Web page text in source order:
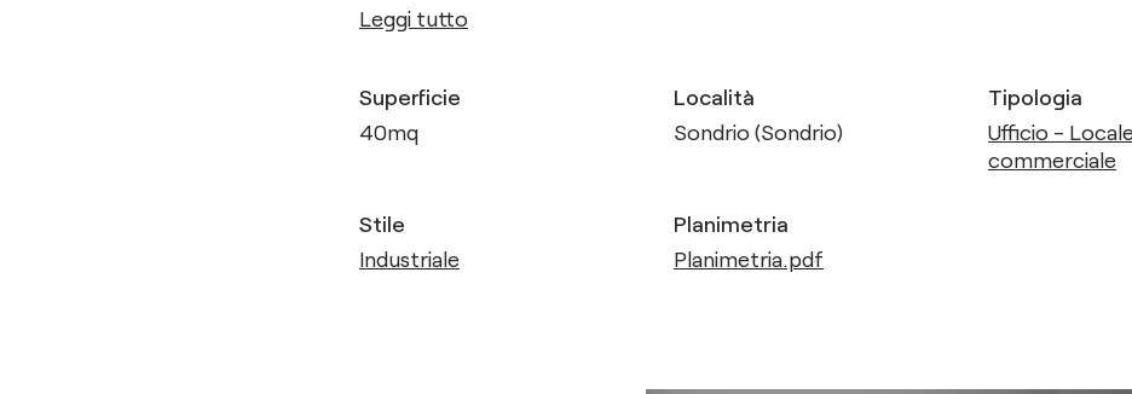
Leggi tutto
Superficie
40mq
Località
Sondrio (Sondrio)
Tipologia
Ufficio -
commerciale
Stile
Industriale
Planimetria
Planimetria.pdf